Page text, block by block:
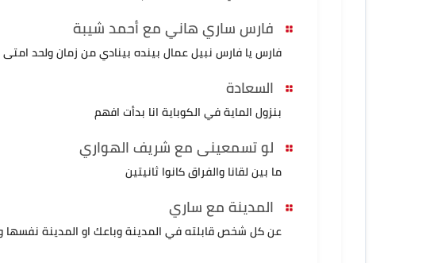
فارس ساري هاني مع أحمد شيبة
فارس یا فارس نبیل عمال بینده بینادي من زمان ولحد
السعادة
بنزول الماية في الكوباية انا بدأت افهم
لو تسمعينى مع شريف الهواري
ما بين لقانا والفراق كانوا ثانيتين
المدينة مع ساري
عن كل شخص قابلته في المدينة وباعك او المدينة نفسها